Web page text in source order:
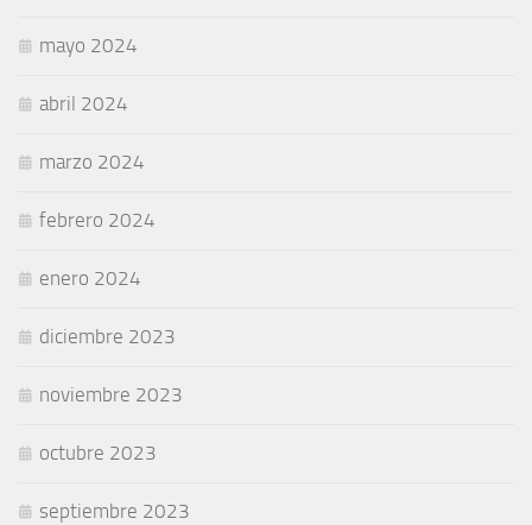
mayo 2024
abril 2024
marzo 2024
febrero 2024
enero 2024
diciembre 2023
noviembre 2023
octubre 2023
septiembre 2023